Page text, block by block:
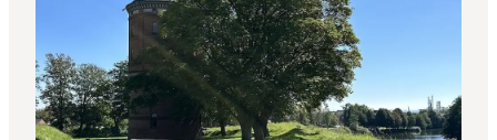
Mad og drikke
Overnatning
Book lokale oplevelser